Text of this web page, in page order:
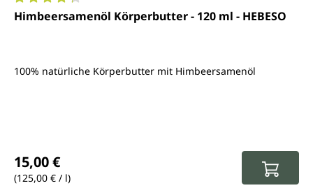
Durchschnittliche Bewertung von 4.2 von 5 Sternen
Himbeersamenöl Körperbutter - 120 ml - HEBESO
100% natürliche Körperbutter mit Himbeersamenöl
15,00 €
(125,00 € / l)